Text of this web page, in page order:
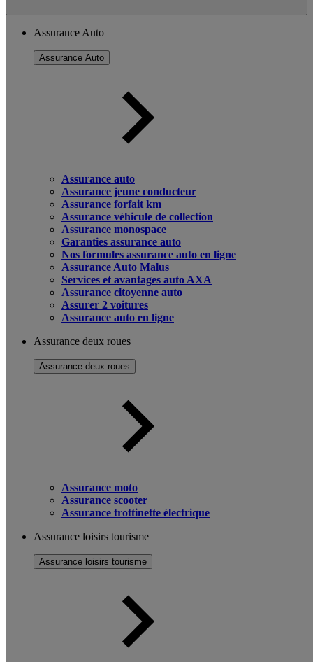
Assurance Auto
Assurance Auto
Assurance auto
Assurance jeune conducteur
Assurance forfait km
Assurance véhicule de collection
Assurance monospace
Garanties assurance auto
Nos formules assurance auto en ligne
Assurance Auto Malus
Services et avantages auto AXA
Assurance citoyenne auto
Assurer 2 voitures
Assurance auto en ligne
Assurance deux roues
Assurance deux roues
Assurance moto
Assurance scooter
Assurance trottinette électrique
Assurance loisirs tourisme
Assurance loisirs tourisme